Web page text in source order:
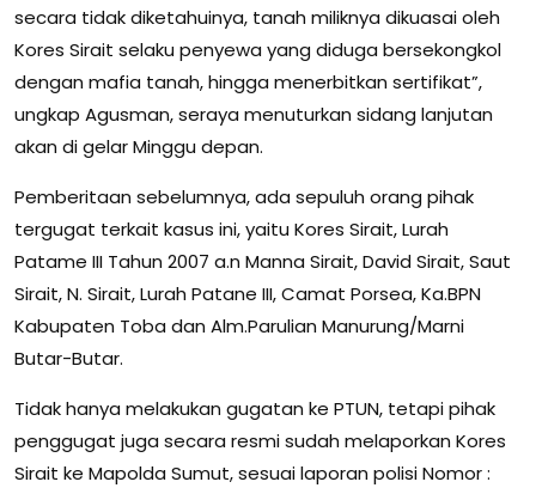
secara tidak diketahuinya, tanah miliknya dikuasai oleh
Kores Sirait selaku penyewa yang diduga bersekongkol
dengan mafia tanah, hingga menerbitkan sertifikat”,
ungkap Agusman, seraya menuturkan sidang lanjutan
akan di gelar Minggu depan.
Pemberitaan sebelumnya, ada sepuluh orang pihak
tergugat terkait kasus ini, yaitu Kores Sirait, Lurah
Patame III Tahun 2007 a.n Manna Sirait, David Sirait, Saut
Sirait, N. Sirait, Lurah Patane III, Camat Porsea, Ka.BPN
Kabupaten Toba dan Alm.Parulian Manurung/Marni
Butar-Butar.
Tidak hanya melakukan gugatan ke PTUN, tetapi pihak
penggugat juga secara resmi sudah melaporkan Kores
Sirait ke Mapolda Sumut, sesuai laporan polisi Nomor :